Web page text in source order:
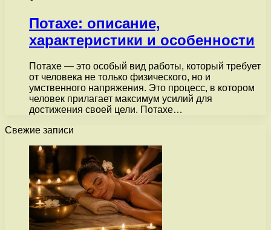
Потахе: описание,
характеристики и особенности
Потахе — это особый вид работы, который требует
от человека не только физического, но и
умственного напряжения. Это процесс, в котором
человек прилагает максимум усилий для
достижения своей цели. Потахе…
Свежие записи